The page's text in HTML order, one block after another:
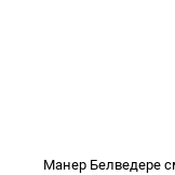
Манер Белведере